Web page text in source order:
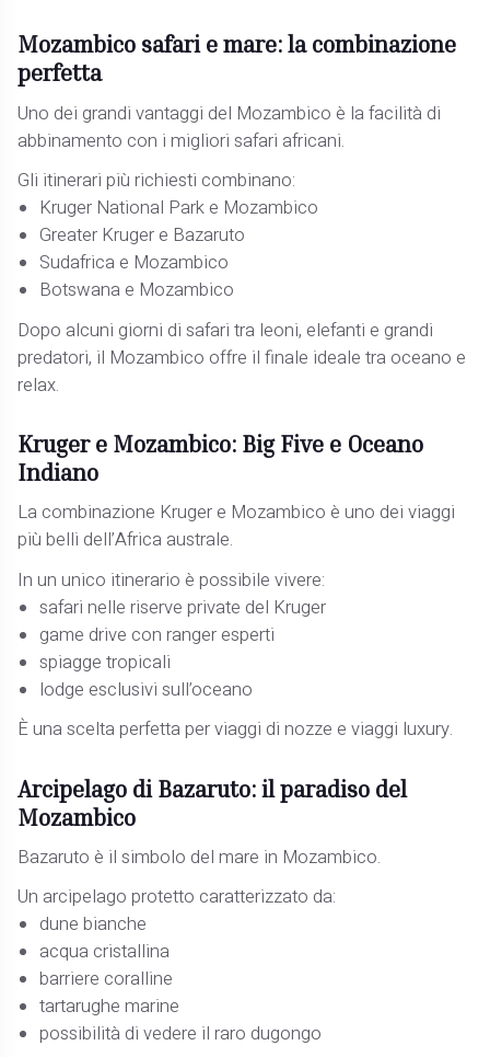
Mozambico safari e mare: la combinazione
perfetta
Uno dei grandi vantaggi del Mozambico è la facilità di
abbinamento con i migliori safari africani.
Gli itinerari più richiesti combinano:
Kruger National Park e Mozambico
Greater Kruger e Bazaruto
Sudafrica e Mozambico
Botswana e Mozambico
Dopo alcuni giorni di safari tra leoni, elefanti e grandi
predatori, il Mozambico offre il finale ideale tra oceano e
relax.
Kruger e Mozambico: Big Five e Oceano
Indiano
La combinazione Kruger e Mozambico è uno dei viaggi
più belli dell’Africa australe.
In un unico itinerario è possibile vivere:
safari nelle riserve private del Kruger
game drive con ranger esperti
spiagge tropicali
lodge esclusivi sull’oceano
È una scelta perfetta per viaggi di nozze e viaggi luxury.
Arcipelago di Bazaruto: il paradiso del
Mozambico
Bazaruto è il simbolo del mare in Mozambico.
Un arcipelago protetto caratterizzato da:
dune bianche
acqua cristallina
barriere coralline
tartarughe marine
possibilità di vedere il raro dugongo